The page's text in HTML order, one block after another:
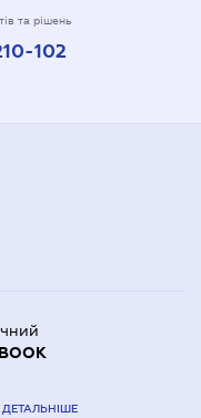
та рішень
102
ДЕТАЛЬНІШЕ